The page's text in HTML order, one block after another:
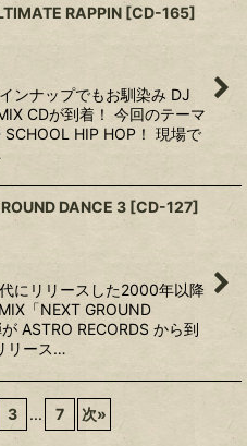
RAPPIN [CD-165]
ンナップでもお馴染み DJ
CDが到着！ 今回のテーマ
HIP HOP！ 現場で
DANCE 3 [CD-127]
にリリースした2000年以降
「NEXT GROUND
ASTRO RECORDS から到
リース…
3 ... 7 次»